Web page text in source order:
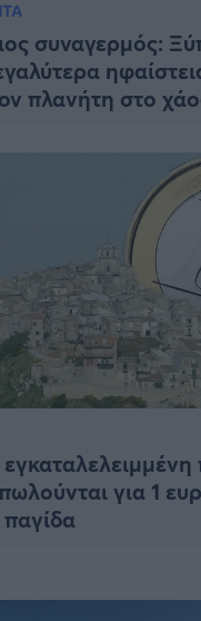
συναγερμός:
πλανήτη στο
για 1